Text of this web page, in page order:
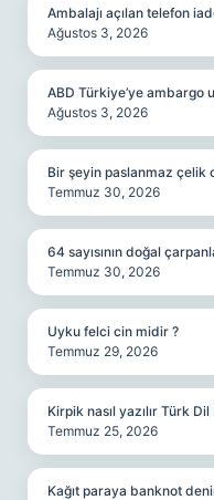
Ambalajı açılan telefon
Ağustos 3, 2026
ABD Türkiye’ye ambargo
Ağustos 3, 2026
Bir şeyin paslanmaz çelik
Temmuz 30, 2026
64 sayısının doğal
Temmuz 30, 2026
Uyku felci cin midir ?
Temmuz 29, 2026
Kirpik nasıl yazılır Türk
Temmuz 25, 2026
Kağıt paraya banknot